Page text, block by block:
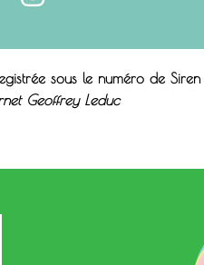
sous le numéro de
Geoffrey Leduc